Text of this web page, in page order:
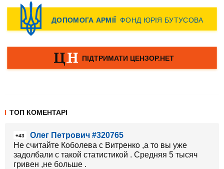
ТОП КОМЕНТАРІ
+43
Олег Петрович #320765
Не считайте Коболева с Витренко ,а то вы уже
задолбали с такой статистикой . Средняя 5 тысяч
гривен ,не больше .